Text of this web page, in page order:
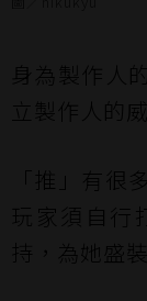
身為製作人
立製作人的
「推」有很
玩家須自行
持，為她盛裝